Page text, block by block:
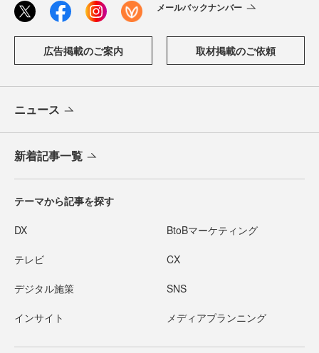
メールバックナンバー
広告掲載のご案内 取材掲載のご依頼
ニュース
新着記事一覧
テーマから記事を探す
DX BtoBマーケティング
テレビ CX
デジタル施策 SNS
インサイト メディアプランニング